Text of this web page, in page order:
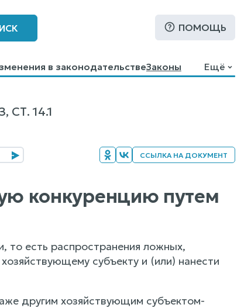
ПОМОЩЬ
в законодательствеЗаконы
Ещё
14.1
ССЫЛКА НА ДОКУМЕНТ
конкуренцию путем
то есть распространения ложных,
субъекту и (или) нанести
другим хозяйствующим субъектом-